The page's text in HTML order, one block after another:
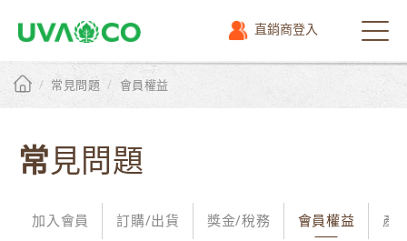
直銷商登入
選
單
/ 常見問題 / 會員權益
常見問題
加入會員 訂購/出貨 獎金/稅務 會員權益 產